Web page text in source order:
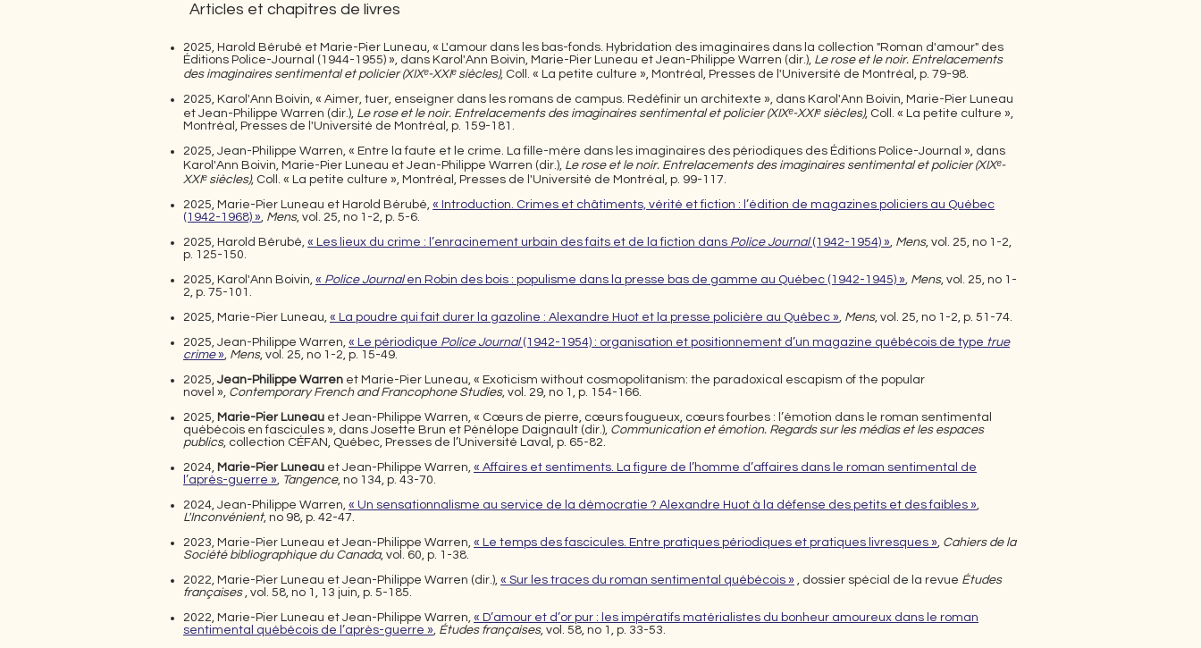
Articles et chapitres de livres
2025, Harold Bérubé et Marie-Pier Luneau, « L'amour dans les bas-fonds. Hybridation des imaginaires dans la collection "Roman d'amour" des
Éditions Police-Journal (1944-1955) », dans Karol'Ann Boivin, Marie-Pier Luneau et Jean-Philippe Warren (dir.), Le rose et le noir. Entrelacements
des imaginaires sentimental et policier (XIXᵉ-XXIᵉ siècles), Coll. « La petite culture », Montréal, Presses de l'Université de Montréal, p. 79-98.
2025, Karol'Ann Boivin, « Aimer, tuer, enseigner dans les romans de campus. Redéfinir un architexte », dans Karol'Ann Boivin, Marie-Pier Luneau
et Jean-Philippe Warren (dir.), Le rose et le noir. Entrelacements des imaginaires sentimental et policier (XIXᵉ-XXIᵉ siècles), Coll. « La petite culture »,
Montréal, Presses de l'Université de Montréal, p. 159-181.
2025, Jean-Philippe Warren, « Entre la faute et le crime. La fille-mère dans les imaginaires des périodiques des Éditions Police-Journal », dans
Karol'Ann Boivin, Marie-Pier Luneau et Jean-Philippe Warren (dir.), Le rose et le noir. Entrelacements des imaginaires sentimental et policier (XIXᵉ-
XXIᵉ siècles), Coll. « La petite culture », Montréal, Presses de l'Université de Montréal, p. 99-117.
2025, Marie-Pier Luneau et Harold Bérubé, « Introduction. Crimes et châtiments, vérité et fiction : l’édition de magazines policiers au Québec
(1942-1968) », Mens, vol. 25, no 1-2, p. 5-6.
2025, Harold Bérubé, « Les lieux du crime : l’enracinement urbain des faits et de la fiction dans Police Journal(1942-1954) », Mens, vol. 25, no 1-2,
p. 125-150.
2025, Karol'Ann Boivin, « Police Journalen Robin des bois : populisme dans la presse bas de gamme au Québec (1942-1945) », Mens, vol. 25, no 1-
2, p. 75-101.
2025, Marie-Pier Luneau, « La poudre qui fait durer la gazoline : Alexandre Huot et la presse policière au Québec », Mens, vol. 25, no 1-2, p. 51-74.
2025, Jean-Philippe Warren, « Le périodique Police Journal(1942-1954) : organisation et positionnement d’un magazine québécois de type true
crime», Mens, vol. 25, no 1-2, p. 15-49.
2025, Jean-Philippe Warren et Marie-Pier Luneau, « Exoticism without cosmopolitanism: the paradoxical escapism of the popular
novel », Contemporary French and Francophone Studies, vol. 29, no 1, p. 154-166.​
2025, Marie-Pier Luneau et Jean-Philippe Warren, « Cœurs de pierre, cœurs fougueux, cœurs fourbes : l’émotion dans le roman sentimental
québécois en fascicules », dans Josette Brun et Pénélope Daignault (dir.), Communication et émotion. Regards sur les médias et les espaces
publics, collection CÉFAN, Québec, Presses de l’Université Laval, p. 65-82.
2024, Marie-Pier Luneau et Jean-Philippe Warren, « Affaires et sentiments. La figure de l’homme d’affaires dans le roman sentimental de
l’après-guerre », Tangence, no 134, p. 43-70.
2024, Jean-Philippe Warren, « Un sensationnalisme au service de la démocratie ? Alexandre Huot à la défense des petits et des faibles »,
L'Inconvénient, no 98, p. 42-47.
2023, Marie-Pier Luneau et Jean-Philippe Warren, « Le temps des fascicules. Entre pratiques périodiques et pratiques livresques », Cahiers de la
Société bibliographique du Canada, vol. 60, p. 1-38.
2022, Marie-Pier Luneau et Jean-Philippe Warren (dir.), « Sur l es traces du roman sentimental québécois » , dossier spécial de la revue Études
françaises, vol. 58, no 1, 13 juin, p. 5-185.
2022, Marie-Pier Luneau et Jean-Philippe Warren, « D’amour et d’or pur : les impératifs matérialistes du bonheur amoureux dans le roman
sentimental québécois de l’après-guerre », Études françaises, vol. 58, no 1, p. 33-53.